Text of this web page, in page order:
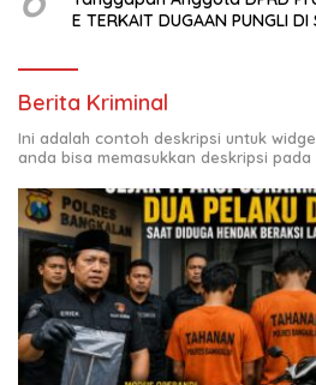
E TERKAIT DUGAAN PUNGLI DI
Berita Kriminal
Ini adalah contoh deskripsi untuk
anda bisa memasukkan deskripsi pada